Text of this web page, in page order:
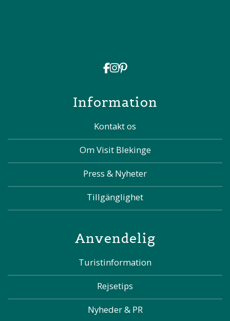
Information
Kontakt os
Om Visit Blekinge
Press & Nyheter
Tillgänglighet
Anvendelig
Turistinformation
Rejsetips
Nyheder & PR